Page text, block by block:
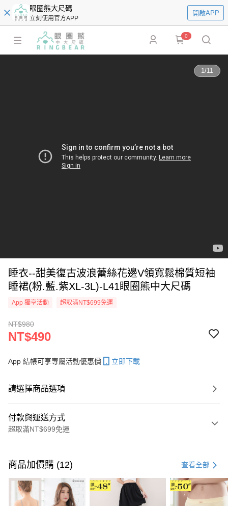
眼圈熊大尺碼
立刻使用官方APP
開啟APP
0
1/11
睡衣--甜美復古波浪蕾絲花邊V領寬鬆棉質短袖
睡裙(粉.藍.紫XL-3L)-L41眼圈熊中大尺碼
App 獨享活動 超取滿NT$699免運
NT$980
NT$490
App 結帳可享專屬活動優惠價 立即下載
請選擇商品選項
付款與運送方式
超取滿NT$699免運
信用卡一次付款
超商取貨付款
LINE Pay
商品加價購 (12) 查看全部